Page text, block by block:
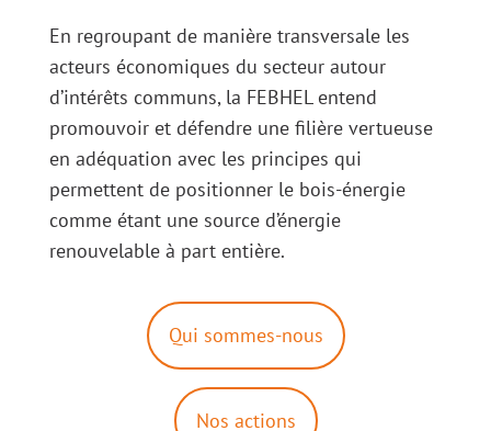
En regroupant de manière transversale les
acteurs économiques du secteur autour
d’intérêts communs, la FEBHEL entend
promouvoir et défendre une filière vertueuse
en adéquation avec les principes qui
permettent de positionner le bois-énergie
comme étant une source d’énergie
renouvelable à part entière.
Qui sommes-nous
Nos actions